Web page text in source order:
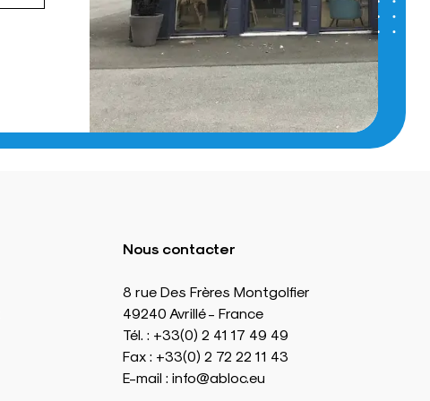
Nous contacter
8 rue Des Frères Montgolfier
49240 Avrillé - France
Tél. : +33(0) 2 41 17 49 49
Fax : +33(0) 2 72 22 11 43
E-mail : info@abloc.eu